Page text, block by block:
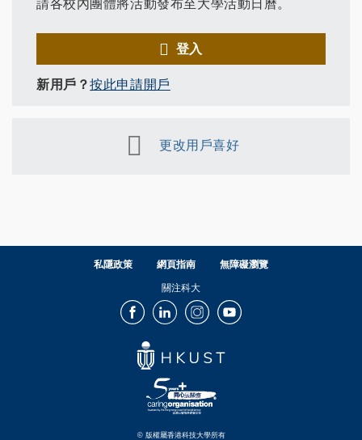
請各校內團體將活動發布至大學活動日曆。
登入
新用戶？按此申請開戶
更改用戶喜好
私隱政策 網頁指南 無障礙瀏覽
關注科大
FacebookLinkedInInstagramYoutube
© 版權屬香港科技大學所有